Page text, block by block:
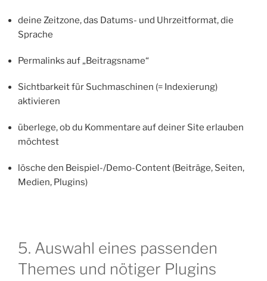
deine Zeitzone, das Datums- und Uhrzeitformat, die
Sprache
Permalinks auf „Beitragsname“
Sichtbarkeit für Suchmaschinen (= Indexierung)
aktivieren
überlege, ob du Kommentare auf deiner Site erlauben
möchtest
lösche den Beispiel-/Demo-Content (Beiträge, Seiten,
Medien, Plugins)
5. Auswahl eines passenden
Themes und nötiger Plugins